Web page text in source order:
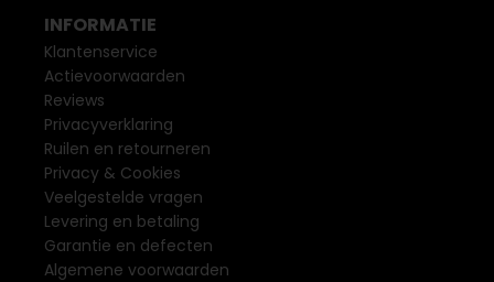
INFORMATIE
Klantenservice
Actievoorwaarden
Reviews
Privacyverklaring
Ruilen en retourneren
Privacy & Cookies
Veelgestelde vragen
Levering en betaling
Garantie en defecten
Algemene voorwaarden